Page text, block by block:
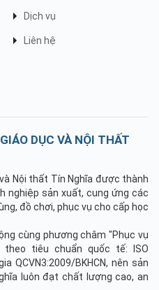
Dịch vụ
Liên hệ
DỤC VÀ NỘI THẤT
Nội thất Tín Nghĩa được thành
nghiệp sản xuất, cung ứng các
đồ chơi, phục vụ cho cấp học
cùng phương châm "Phục vụ
tiêu chuẩn quốc tế: ISO
QCVN3:2009/BKHCN, nên sản
luôn đạt chất lượng cao, an